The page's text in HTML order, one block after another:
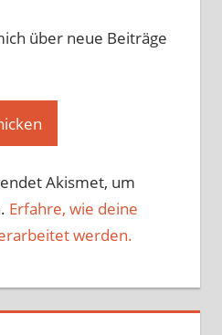
über neue Beiträge
Akismet, um
Erfahre, wie deine
werden.